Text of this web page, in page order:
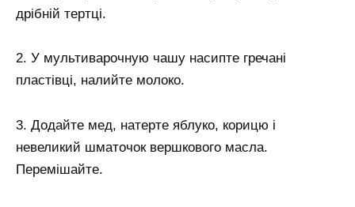
дрібній тертці.
2. У мультиварочную чашу насипте гречані
пластівці, налийте молоко.
3. Додайте мед, натерте яблуко, корицю і
невеликий шматочок вершкового масла.
Перемішайте.